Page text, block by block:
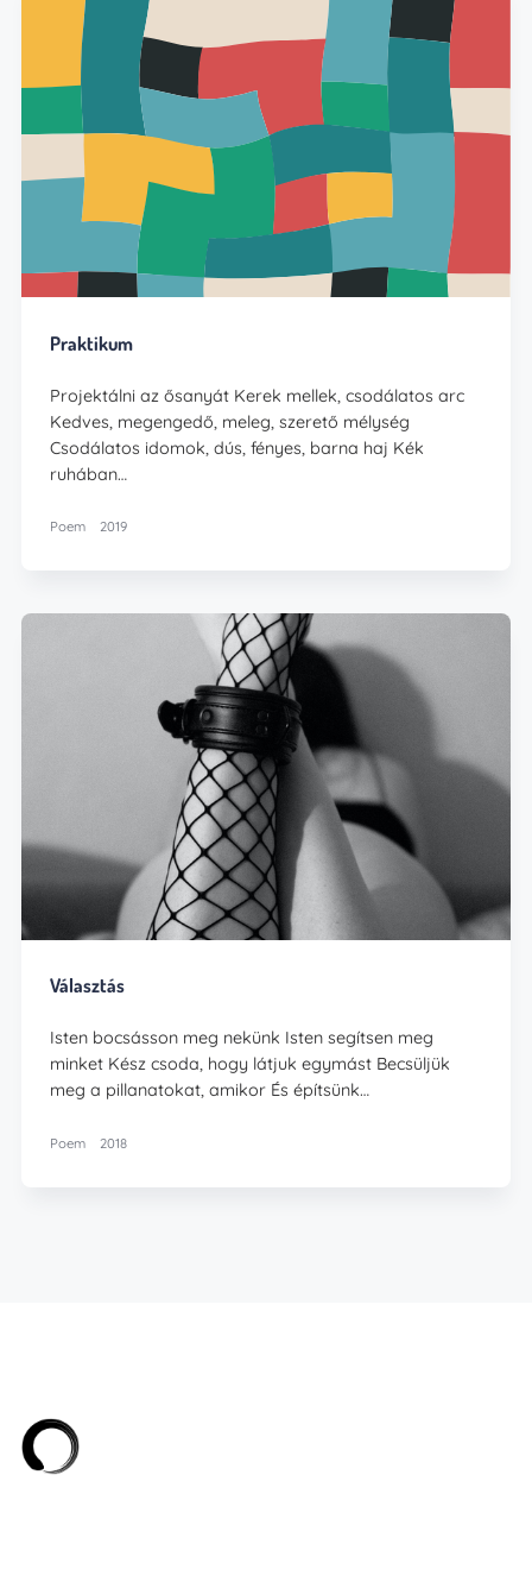
Praktikum
Projektálni az ősanyát Kerek mellek, csodálatos arc
Kedves, megengedő, meleg, szerető mélység
Csodálatos idomok, dús, fényes, barna haj Kék
ruhában…
Poem 2019
Választás
Isten bocsásson meg nekünk Isten segítsen meg
minket Kész csoda, hogy látjuk egymást Becsüljük
meg a pillanatokat, amikor És építsünk…
Poem 2018